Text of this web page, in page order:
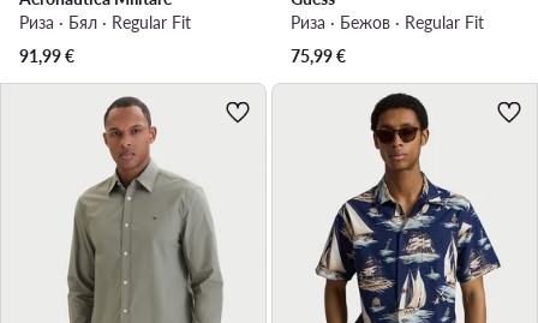
Риза · Бял · Regular Fit
91,99€
Риза · Бежов · Regular Fit
75,99€